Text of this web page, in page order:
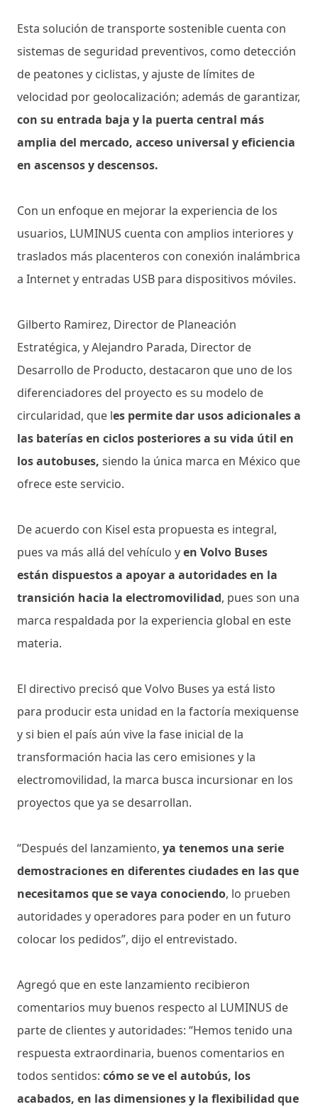
Esta solución de transporte sostenible cuenta con
sistemas de seguridad preventivos, como detección
de peatones y ciclistas, y ajuste de límites de
velocidad por geolocalización; además de garantizar,
con su entrada baja y la puerta central más
amplia del mercado, acceso universal y eficiencia
en ascensos y descensos.
Con un enfoque en mejorar la experiencia de los
usuarios, LUMINUS cuenta con amplios interiores y
traslados más placenteros con conexión inalámbrica
a Internet y entradas USB para dispositivos móviles.
Gilberto Ramirez, Director de Planeación
Estratégica, y Alejandro Parada, Director de
Desarrollo de Producto, destacaron que uno de los
diferenciadores del proyecto es su modelo de
circularidad, que les permite dar usos adicionales a
las baterías en ciclos posteriores a su vida útil en
los autobuses, siendo la única marca en México que
ofrece este servicio.
De acuerdo con Kisel esta propuesta es integral,
pues va más allá del vehículo yen Volvo Buses
están dispuestos a apoyar a autoridades en la
transición hacia la electromovilidad, pues son una
marca respaldada por la experiencia global en este
materia.
El directivo precisó que Volvo Buses ya está listo
para producir esta unidad en la factoría mexiquense
y si bien el país aún vive la fase inicial de la
transformación hacia las cero emisiones y la
electromovilidad, la marca busca incursionar en los
proyectos que ya se desarrollan.
“Después del lanzamiento, ya tenemos una serie
demostraciones en diferentes ciudades en las que
necesitamos que se vaya conociendo, lo prueben
autoridades y operadores para poder en un futuro
colocar los pedidos”, dijo el entrevistado.
Agregó que en este lanzamiento recibieron
comentarios muy buenos respecto al LUMINUS de
parte de clientes y autoridades: “Hemos tenido una
respuesta extraordinaria, buenos comentarios en
todos sentidos: cómo se ve el autobús, los
acabados, en las dimensiones y la flexibilidad que